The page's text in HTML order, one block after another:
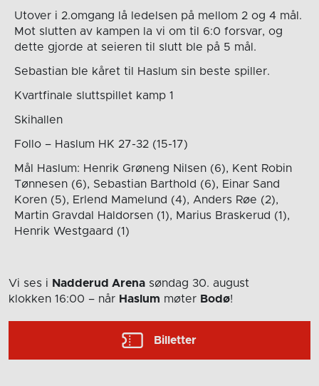
Utover i 2.omgang lå ledelsen på mellom 2 og 4 mål.
Mot slutten av kampen la vi om til 6:0 forsvar, og
dette gjorde at seieren til slutt ble på 5 mål.
Sebastian ble kåret til Haslum sin beste spiller.
Kvartfinale sluttspillet kamp 1
Skihallen
Follo – Haslum HK 27-32 (15-17)
Mål Haslum: Henrik Grøneng Nilsen (6), Kent Robin
Tønnesen (6), Sebastian Barthold (6), Einar Sand
Koren (5), Erlend Mamelund (4), Anders Røe (2),
Martin Gravdal Haldorsen (1), Marius Braskerud (1),
Henrik Westgaard (1)
Vi ses i Nadderud Arena søndag 30. august
klokken 16:00 – når Haslum møter Bodø!
Billetter